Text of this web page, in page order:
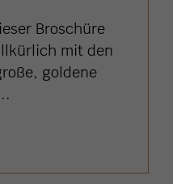
Broschüre
mit den
goldene